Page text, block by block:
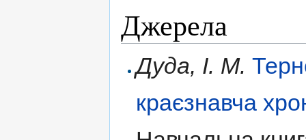
Джерела
Дуда, І. М.
краєзнавча